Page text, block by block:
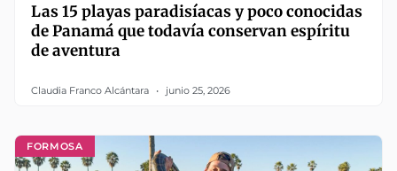
Las 15 playas paradisíacas y poco conocidas
de Panamá que todavía conservan espíritu
de aventura
Claudia Franco Alcántara junio 25, 2026
FORMOSA